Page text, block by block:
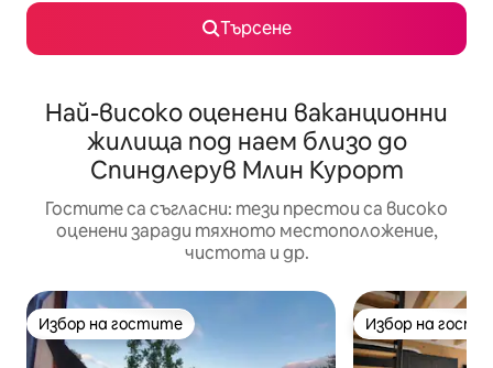
Търсене
Най-високо оценени ваканционни
жилища под наем близо до
Спиндлерув Млин Курорт
Гостите са съгласни: тези престои са високо
оценени заради тяхното местоположение,
чистота и др.
Избор на гостите
Избор на гостите Избор на
Избор на